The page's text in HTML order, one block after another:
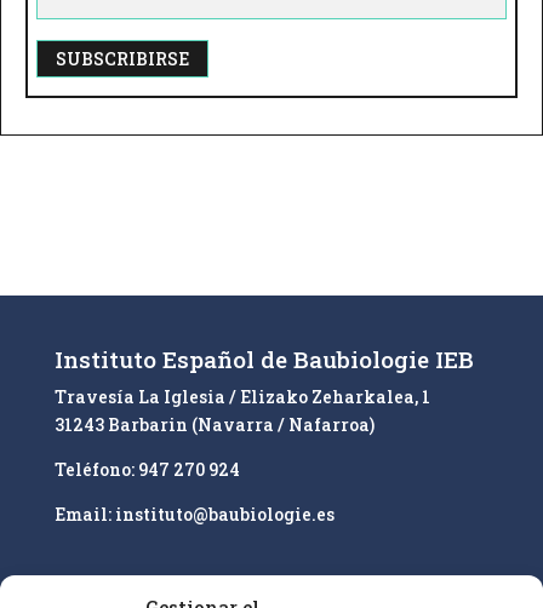
a
Instituto Español de Baubiologie IEB
Travesía La Iglesia / Elizako Zeharkalea, 1
31243 Barbarin (Navarra / Nafarroa)
Teléfono: 947 270 924
Email: instituto@baubiologie.es